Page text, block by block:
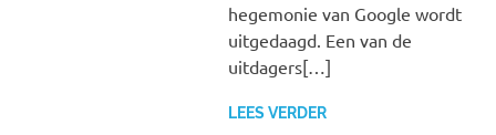
hegemonie van Google wordt
uitgedaagd. Een van de
uitdagers[…]
LEES VERDER